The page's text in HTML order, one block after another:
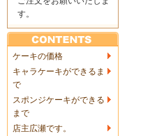
す。
ケーキの価格
キャラケーキができるま
で
スポンジケーキができる
まで
店主広瀬です。